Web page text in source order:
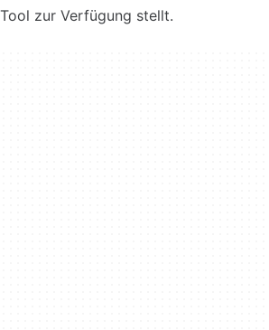
Tool zur Verfügung stellt.